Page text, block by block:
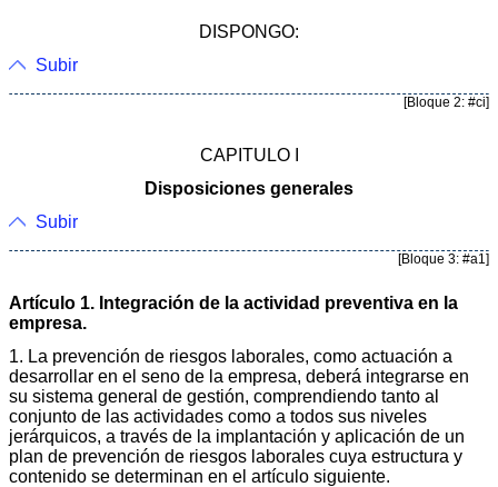
DISPONGO:
Subir
[Bloque 2: #ci]
CAPITULO I
Disposiciones generales
Subir
[Bloque 3: #a1]
Artículo 1. Integración de la actividad preventiva en la
empresa.
1. La prevención de riesgos laborales, como actuación a
desarrollar en el seno de la empresa, deberá integrarse en
su sistema general de gestión, comprendiendo tanto al
conjunto de las actividades como a todos sus niveles
jerárquicos, a través de la implantación y aplicación de un
plan de prevención de riesgos laborales cuya estructura y
contenido se determinan en el artículo siguiente.